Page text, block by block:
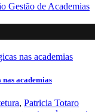
Gestão de Academias
nas academias
, Patricia Totaro